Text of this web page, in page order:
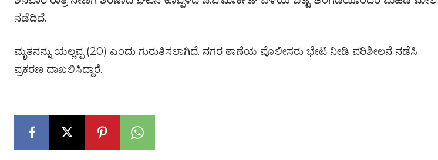
ನಡೆದಿದೆ.
ಮೃತನನ್ನು ಯಲ್ಲಪ್ಪ (20) ಎಂದು ಗುರುತಿಸಲಾಗಿದೆ. ನಗರ ಠಾಣೆಯ ಪೊಲೀಸರು ಭೇಟಿ ನೀಡಿ ಪರಿಶೀಲನೆ ನಡೆಸಿ
ಪ್ರಕರಣ ದಾಖಲಿಸಿದ್ದಾರೆ.